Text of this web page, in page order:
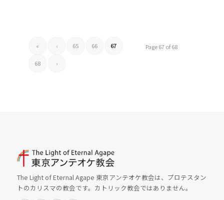
Page 67 of 68
« ‹ 65 66 67
68 ›
The Light of Eternal Agape 東京アンテオケ教会は、プロテスタン
トのカリスマの教会です。カトリック教会ではありません。